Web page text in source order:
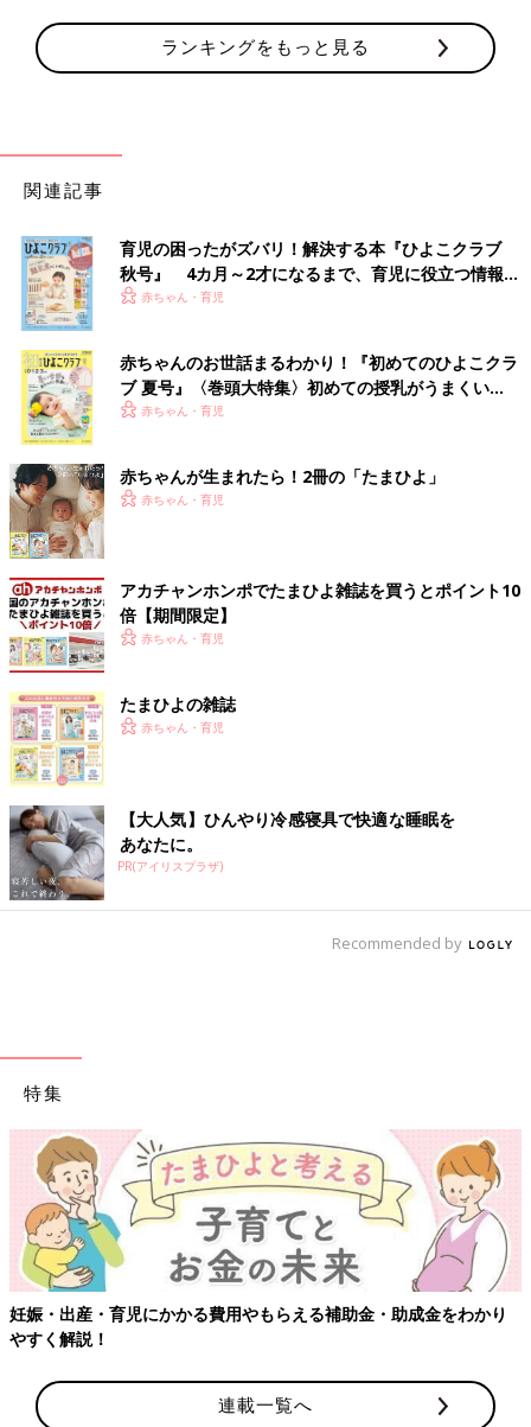
ランキングをもっと見る
関連記事
育児の困ったがズバリ！解決する本『ひよこクラブ
秋号』 4カ月～2才になるまで、育児に役立つ情報が
いっぱい！
赤ちゃん・育児
赤ちゃんのお世話まるわかり！『初めてのひよこクラ
ブ 夏号』〈巻頭大特集〉初めての授乳がうまくい
く！ おっぱい・ミルクの基本と夏のトラブル 解決テ
赤ちゃん・育児
赤ちゃんが生まれたら！2冊の「たまひよ」
赤ちゃん・育児
アカチャンホンポでたまひよ雑誌を買うとポイント10
倍【期間限定】
赤ちゃん・育児
たまひよの雑誌
赤ちゃん・育児
【大人気】ひんやり冷感寝具で快適な睡眠を
あなたに。
PR(アイリスプラザ)
Recommended by
特集
【ワクチン接種できるものも】妊婦の感染症対策、知っておいて！
連載一覧へ